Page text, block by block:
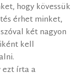
hogy kövessük
érhet minket,
két nagyon
kell
ezt írta a